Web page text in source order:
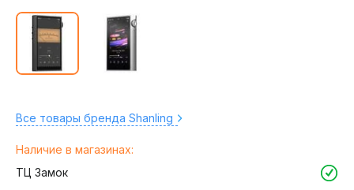
Все товары бренда Shanling
Наличие в магазинах:
ТЦ Замок